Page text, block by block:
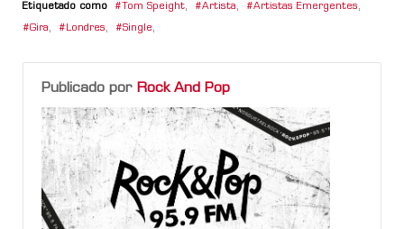
Etiquetado como Tom Speight, Artista, Artistas Emergentes,
Gira, Londres, Single,
Publicado por Rock And Pop